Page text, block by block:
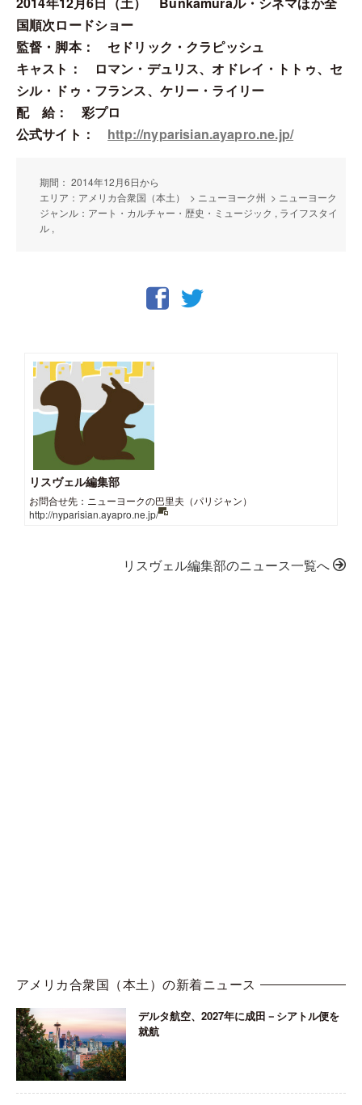
国順次ロードショー
監督・脚本： セドリック・クラピッシュ
キャスト： ロマン・デュリス、オドレイ・トトゥ、セ
シル・ドゥ・フランス、ケリー・ライリー
配 給： 彩プロ
公式サイト： http://nyparisian.ayapro.ne.jp/
期間： 2014年12月6日から
エリア：アメリカ合衆国（本土） > ニューヨーク州 > ニューヨーク
ジャンル：アート・カルチャー・歴史・ミュージック , ライフスタイ
ル ,
リスヴェル編集部
お問合せ先：ニューヨークの巴里夫（パリジャン）
http://nyparisian.ayapro.ne.jp/
リスヴェル編集部のニュース一覧へ
アメリカ合衆国（本土）の新着ニュース
デルタ航空、2027年に成田－シアトル便を
就航